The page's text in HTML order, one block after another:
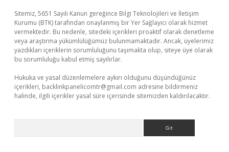
Sitemiz, 5651 Sayılı Kanun gereğince Bilgi Teknolojileri ve İletişim
Kurumu (BTK) tarafından onaylanmış bir Yer Sağlayıcı olarak hizmet
vermektedir. Bu nedenle, sitedeki içerikleri proaktif olarak denetleme
veya araştırma yükümlülüğümüz bulunmamaktadır. Ancak, üyelerimiz
yazdıkları içeriklerin sorumluluğunu taşımakta olup, siteye üye olarak
bu sorumluluğu kabul etmiş sayılırlar.
Hukuka ve yasal düzenlemelere aykırı olduğunu düşündüğünüz
içerikleri, backlinkpanelicomtr@gmail.com adresine bildirmeniz
halinde, ilgili içerikler yasal süre içerisinde sitemizden kaldırılacaktır.